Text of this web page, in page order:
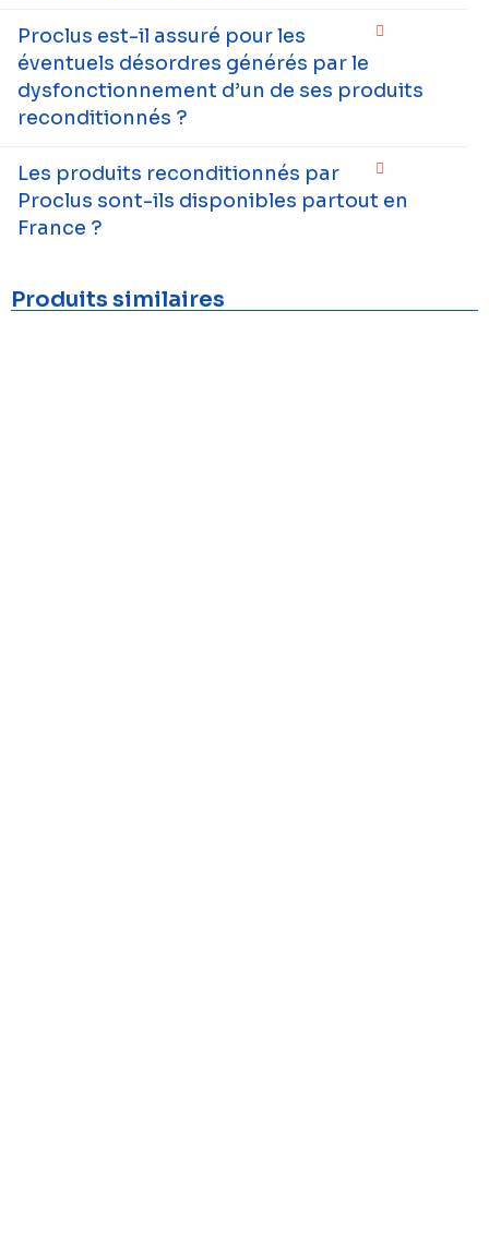
Proclus est-il assuré pour les
éventuels désordres générés par le
dysfonctionnement d’un de ses produits
reconditionnés ?
Les produits reconditionnés par
Proclus sont-ils disponibles partout en
France ?
Produits similaires